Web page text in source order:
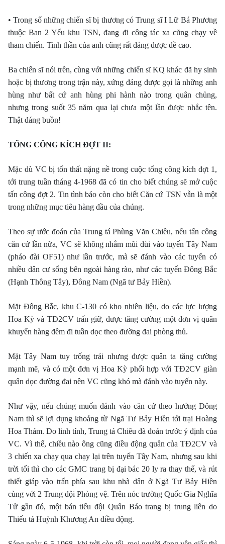
• Trong số những chiến sĩ bị thương có Trung sĩ I Lữ Bá Phương
thuộc Ban 2 Yếu khu TSN, đang đi công tác xa cũng chạy về
tham chiến. Tinh thần của anh cũng rất đáng được đề cao.
Ba chiến sĩ nói trên, cùng với những chiến sĩ KQ khác đã hy sinh
hoặc bị thương trong trận này, xứng đáng được gọi là những anh
hùng như bất cứ anh hùng phi hành nào trong quân chủng,
nhưng trong suốt 35 năm qua lại chưa một lần được nhắc tên.
Thật đáng buồn!
TỔNG CÔNG KÍCH ÐỢT II:
Mặc dù VC bị tổn thất nặng nề trong cuộc tổng công kích đợt 1,
tới trung tuần tháng 4-1968 đã có tin cho biết chúng sẽ mở cuộc
tấn công đợt 2. Tin tình báo còn cho biết Căn cứ TSN vẫn là một
trong những mục tiêu hàng đầu của chúng.
Theo sự ước đoán của Trung tá Phùng Văn Chiêu, nếu tấn công
căn cứ lần nữa, VC sẽ không nhắm mũi dùi vào tuyến Tây Nam
(pháo đài OF51) như lần trước, mà sẽ đánh vào các tuyến có
nhiều dân cư sống bên ngoài hàng rào, như các tuyến Ðông Bắc
(Hạnh Thông Tây), Ðông Nam (Ngã tư Bảy Hiền).
Mặt Ðông Bắc, khu C-130 có kho nhiên liệu, do các lực lượng
Hoa Kỳ và TÐ2CV trấn giữ, được tăng cường một đơn vị quân
khuyển hàng đêm đi tuần dọc theo đường đai phòng thủ.
Mặt Tây Nam tuy trống trải nhưng được quân ta tăng cường
mạnh mẽ, và có một đơn vị Hoa Kỳ phối hợp với TÐ2CV giàn
quân dọc đường đai nên VC cũng khó mà đánh vào tuyến này.
Như vậy, nếu chúng muốn đánh vào căn cứ theo hướng Ðông
Nam thì sẽ lợi dụng khoảng từ Ngã Tư Bảy Hiền tới trại Hoàng
Hoa Thám. Do linh tính, Trung tá Chiêu đã đoán trước ý định của
VC. Vì thế, chiều nào ông cũng điều động quân của TÐ2CV và
3 chiến xa chạy qua chạy lại trên tuyến Tây Nam, nhưng sau khi
trời tối thì cho các GMC trang bị đại bác 20 ly ra thay thế, và rút
thiết giáp vào trấn phía sau khu nhà dân ở Ngã Tư Bảy Hiền
cùng với 2 Trung đội Phòng vệ. Trên nóc trường Quốc Gia Nghĩa
Tử gần đó, một bán tiểu đội Quân Báo trang bị trung liên do
Thiếu tá Huỳnh Khương An điều động.